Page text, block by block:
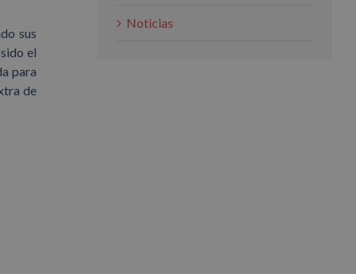
sus
el
para
de
Noticias